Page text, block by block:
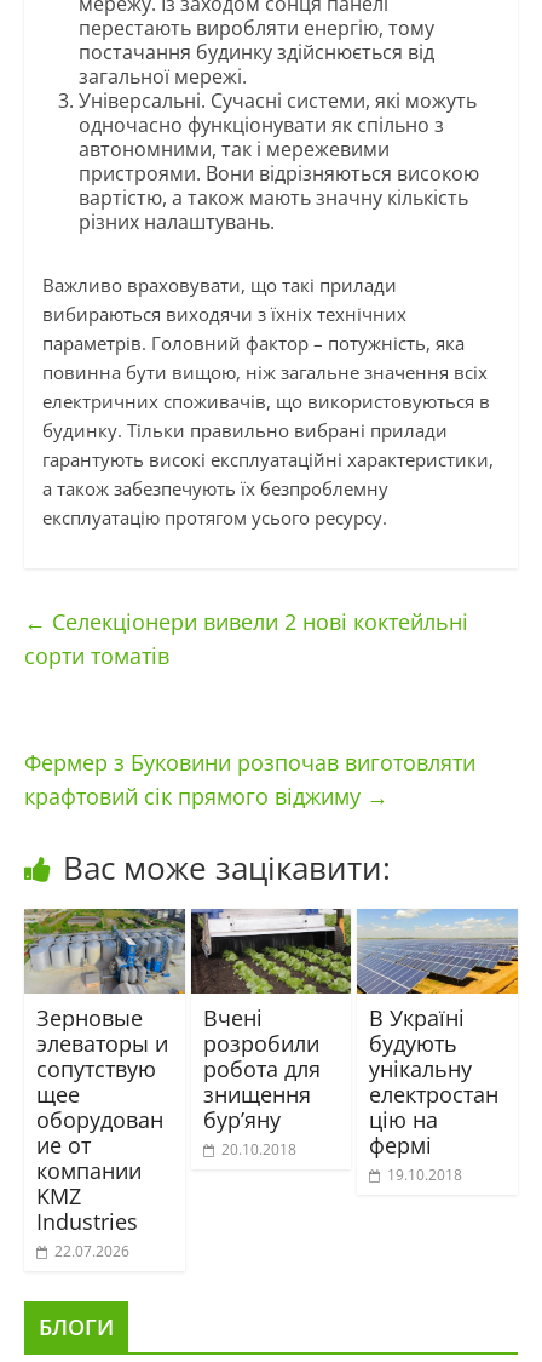
перестають виробляти енергію, тому
постачання будинку здійснюється від
загальної мережі.
Універсальні. Сучасні системи, які можуть
одночасно функціонувати як спільно з
автономними, так і мережевими
пристроями. Вони відрізняються високою
вартістю, а також мають значну кількість
різних налаштувань.
Важливо враховувати, що такі прилади
вибираються виходячи з їхніх технічних
параметрів. Головний фактор – потужність, яка
повинна бути вищою, ніж загальне значення всіх
електричних споживачів, що використовуються в
будинку. Тільки правильно вибрані прилади
гарантують високі експлуатаційні характеристики,
а також забезпечують їх безпроблемну
експлуатацію протягом усього ресурсу.
← Селекціонери вивели 2 нові коктейльні
сорти томатів
Фермер з Буковини розпочав виготовляти
крафтовий сік прямого віджиму →
Вас може зацікавити:
Зерновые
элеваторы и
сопутствую
щее
оборудован
ие от
компании
KMZ
Industries
22.07.2026
Вчені
розробили
робота для
знищення
бур’яну
20.10.2018
В Україні
будують
унікальну
електростан
цію на
фермі
19.10.2018
БЛОГИ